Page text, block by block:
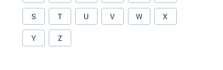
S T U V W X
Y Z